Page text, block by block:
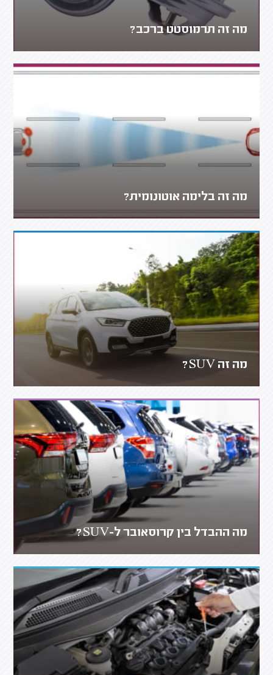
מה זה תרמוסטט ברכב?
מה זה בלימה אוטונומית?
מה זה SUV?
מה ההבדל בין קרוסאובר ל-SUV?